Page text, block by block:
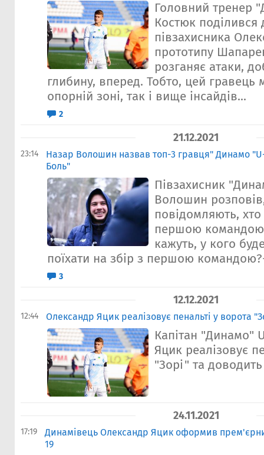
Головний тренер
Костюк
півзахисника
прототипу
розганяє атаки,
глибину, вперед. Тобто, цей гравець
опорній зоні, так і вище інсайдів...
2
21.12.2021
23:14
Назар Волошин назвав топ-3 гравця" Динамо "U-
Боль"
Півзахисник
Волошин
повідомляють,
першою
кажуть, у кого
поїхати на збір з першою
3
12.12.2021
12:44 Олександр Яцик реалізовує пенальті у ворота
Капітан "Динамо"
Яцик реалізовує
"Зорі" та
24.11.2021
17:19
Динамівець Олександр Яцик оформив
19